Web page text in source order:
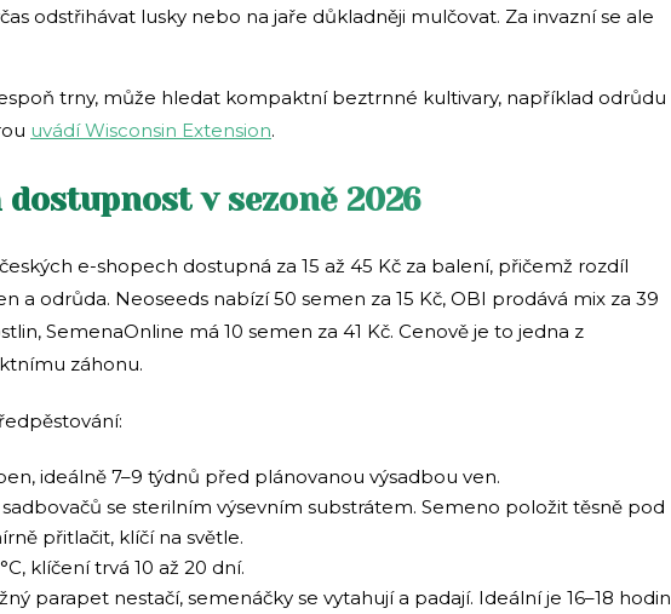
odstřihávat lusky nebo na jaře důkladněji mulčovat. Za invazní se ale
trny, může hledat kompaktní beztrnné kultivary, například odrůdu
uvádí Wisconsin Extension.
dostupnost v sezoně 2026
e-shopech dostupná za 15 až 45 Kč za balení, přičemž rozdíl
a odrůda. Neoseeds nabízí 50 semen za 15 Kč, OBI prodává mix za 39
SemenaOnline má 10 semen za 41 Kč. Cenově je to jedna z
záhonu.
ideálně 7–9 týdnů před plánovanou výsadbou ven.
se sterilním výsevním substrátem. Semeno položit těsně pod
přitlačit, klíčí na světle.
klíčení trvá 10 až 20 dní.
parapet nestačí, semenáčky se vytahují a padají. Ideální je 16–18 hodin